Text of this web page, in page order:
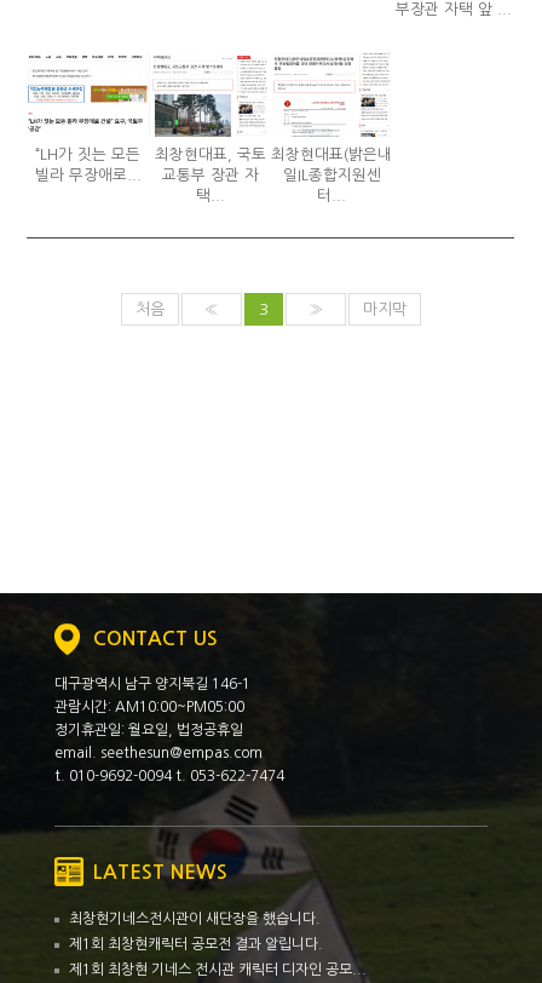
부장관 자택 앞 ...
“LH가 짓는 모든
빌라 무장애로...
최창현대표, 국토
교통부 장관 자
택...
최창현대표(밝은내
일IL종합지원센
터...
처음 « 3 » 마지막
CONTACT US
대구광역시 남구 양지북길 146-1
관람시간: AM10:00~PM05:00
정기휴관일: 월요일, 법정공휴일
email. seethesun@empas.com
t. 010-9692-0094 t. 053-622-7474
LATEST NEWS
최창현기네스전시관이 새단장을 했습니다.
제1회 최창현캐릭터 공모전 결과 알립니다.
제1회 최창현 기네스 전시관 캐릭터 디자인 공모...